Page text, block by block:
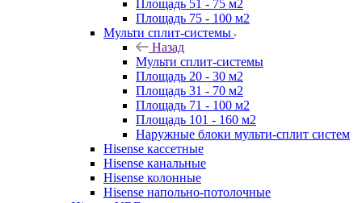
Площадь 51 - 75 м2
Площадь 75 - 100 м2
Мульти сплит-системы
Назад
Мульти сплит-системы
Площадь 20 - 30 м2
Площадь 31 - 70 м2
Площадь 71 - 100 м2
Площадь 101 - 160 м2
Наружные блоки мульти-сплит систем
Hisense кассетные
Hisense канальные
Hisense колонные
Hisense напольно-потолочные